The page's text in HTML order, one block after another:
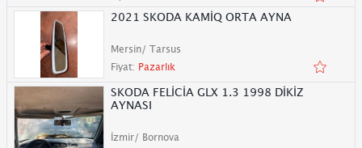
2021 SKODA KAMİQ ORTA AYNA
Mersin/ Tarsus
Fiyat: Pazarlık
SKODA FELİCİA GLX 1.3 1998 DİKİZ
AYNASI
İzmir/ Bornova